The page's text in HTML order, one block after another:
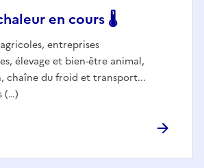
en cours 🌡️
entreprises
élevage et bien-être animal,
chaîne du froid et transport...
(…)